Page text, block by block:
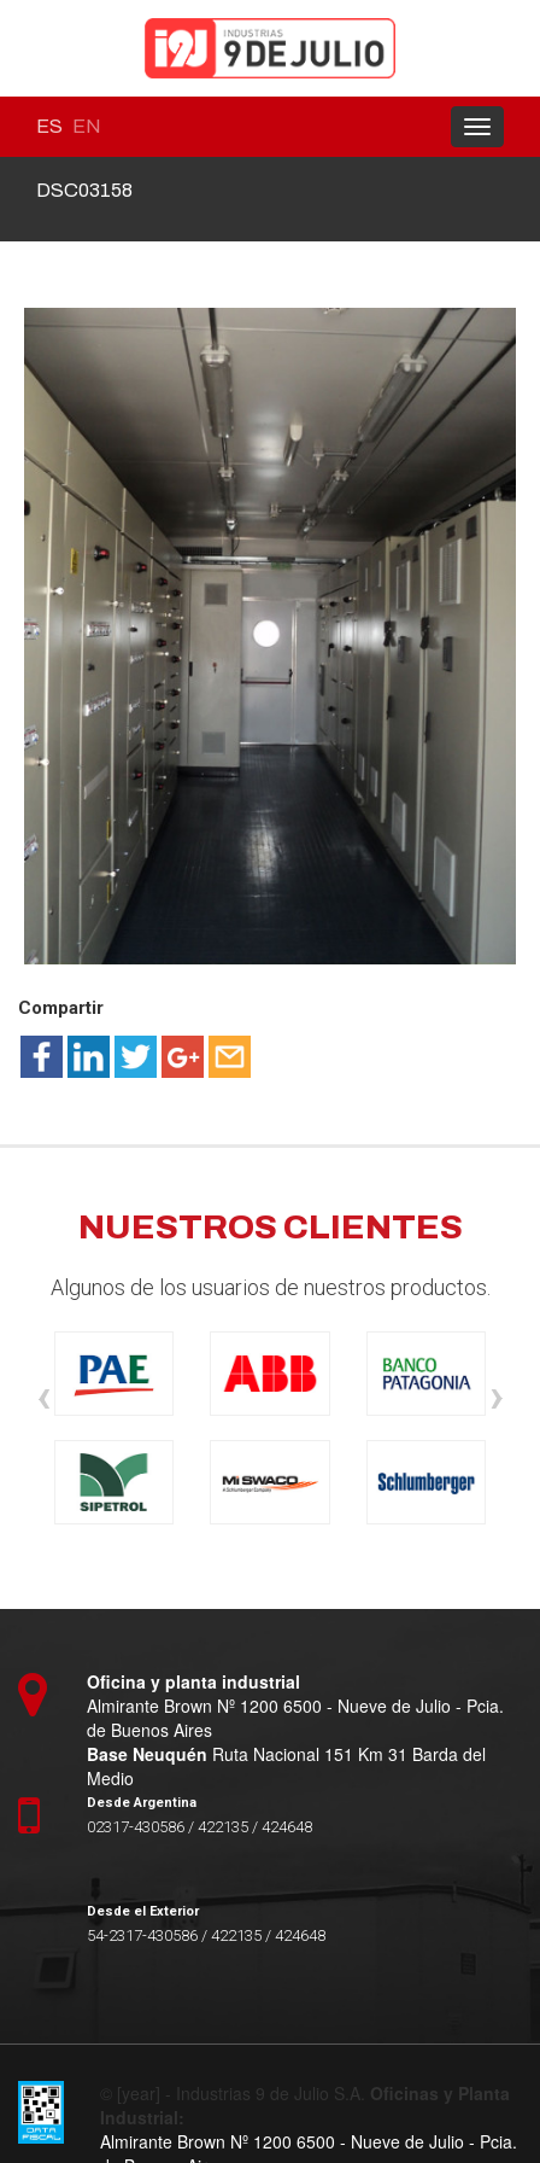
ES EN
Toggle
DSC03158
Compartir
NUESTROS CLIENTES
Algunos de los usuarios de nuestros productos.
‹ ›
Oficina y planta industrial
Almirante Brown Nº 1200 6500 - Nueve de Julio - Pcia.
de Buenos Aires
Base Neuquén Ruta Nacional 151 Km 31 Barda del
Medio
Desde Argentina
02317-430586 / 422135 / 424648
Desde el Exterior
54-2317-430586 / 422135 / 424648
© [year] - Industrias 9 de Julio S.A. Oficinas y Planta
Industrial:
Almirante Brown Nº 1200 6500 - Nueve de Julio - Pcia.